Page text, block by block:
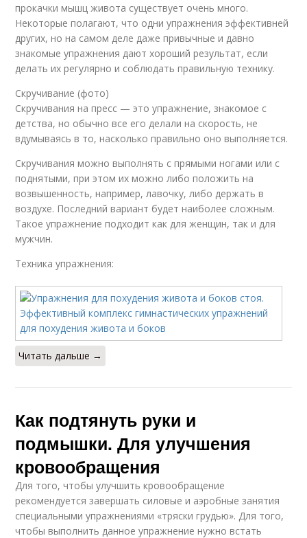
прокачки мышц живота существует очень много.
Некоторые полагают, что одни упражнения эффективней
других, но на самом деле даже привычные и давно
знакомые упражнения дают хороший результат, если
делать их регулярно и соблюдать правильную технику.
Скручивание (фото)
Скручивания на пресс — это упражнение, знакомое с
детства, но обычно все его делали на скорость, не
вдумываясь в то, насколько правильно оно выполняется.
Скручивания можно выполнять с прямыми ногами или с
поднятыми, при этом их можно либо положить на
возвышенность, например, лавочку, либо держать в
воздухе. Последний вариант будет наиболее сложным.
Такое упражнение подходит как для женщин, так и для
мужчин.
Техника упражнения:
Читать дальше →
Как подтянуть руки и
подмышки. Для улучшения
кровообращения
Для того, чтобы улучшить кровообращение
рекомендуется завершать силовые и аэробные занятия
специальными упражнениями «тряски грудью». Для того,
чтобы выполнить данное упражнение нужно встать